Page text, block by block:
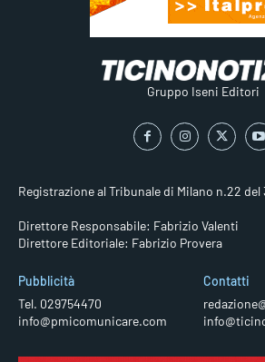
Gruppo Iseni Editori
Registrazione al Tribunale di Milano n.22 del
Direttore Responsabile: Fabrizio Valenti
Direttore Editoriale: Fabrizio Provera
Pubblicità
Tel. 029754470
info@pmicomunicare.com
Contatti